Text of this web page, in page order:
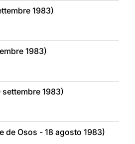
1983)
1983)
1983)
de Osos - 18 agosto 1983)